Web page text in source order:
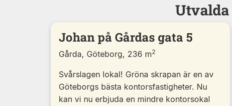
Utvalda
Johan på Gårdas gata 5
Gårda, Göteborg, 236 m2
Svårslagen lokal! Gröna skrapan är en av
Göteborgs bästa kontorsfastigheter. Nu
kan vi nu erbjuda en mindre kontorsokal